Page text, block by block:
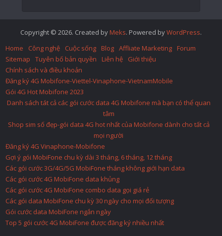
Copyright © 2026. Created by Meks. Powered byWordPress.
Home
Công nghệ Cuộc sống Blog Affliate Marketing
Forum
Sitemap
Tuyên bố bản quyền Liên hệ
Giới thiệu
Chính sách và điều khoản
Đăng ký 4G Mobifone-Viettel-Vinaphone-VietnamMobile
Gói 4G Hot Mobifone 2023
Danh sách tát cả các gói cước data 4G Mobifone mà bạn có thể quan
tâm
Shop sim số đẹp-gói data 4G hot nhất của Mobifone dành cho tất cả
mọi người
Đăng ký 4G Vinaphone-Mobifone
Gợi ý gói MobiFone chu kỳ dài 3 tháng, 6 tháng, 12 tháng
Các gói cước 3G/4G/5G MobiFone tháng không giới hạn data
Các gói cước 4G MobiFone data khủng
Các gói cước 4G MobiFone combo data gọi giá rẻ
Các gói data MobiFone chu kỳ 30 ngày cho mọi đối tượng
Gói cước data MobiFone ngắn ngày
Top 5 gói cước 4G MobiFone được đăng ký nhiều nhất